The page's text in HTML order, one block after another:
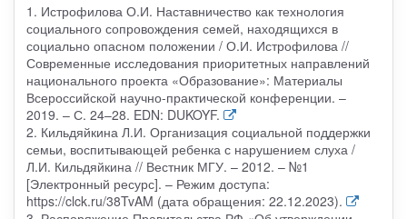
1. Истрофилова О.И. Наставничество как технология
социального сопровождения семей, находящихся в
социально опасном положении / О.И. Истрофилова //
Современные исследования приоритетных направлений
национального проекта «Образование»: Материалы
Всероссийской научно-практической конференции. –
2019. – С. 24–28. EDN: DUKOYF.
2. Кильдяйкина Л.И. Организация социальной поддержки
семьи, воспитывающей ребенка с нарушением слуха /
Л.И. Кильдяйкина // Вестник МГУ. – 2012. – №1
[Электронный ресурс]. – Режим доступа:
https://clck.ru/38TvAM (дата обращения: 22.12.2023).